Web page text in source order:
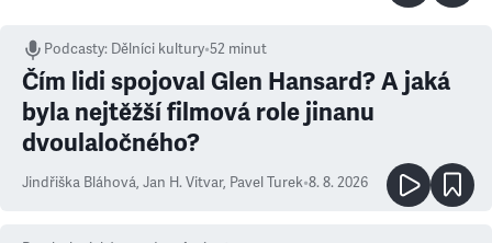
Podcasty: Dělníci kultury•52 minut
Čím lidi spojoval Glen Hansard? A jaká
byla nejtěžší filmová role jinanu
dvoulaločného?
Jindřiška Bláhová, Jan H. Vitvar, Pavel Turek•8. 8. 2026